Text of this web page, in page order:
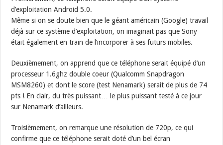
d’exploitation Android 5.0.
Même si on se doute bien que le géant américain (Google) travail
déjà sur ce système d’exploitation, on imaginait pas que Sony
était également en train de l’incorporer à ses futurs mobiles.
Deuxièmement, on apprend que ce téléphone serait équipé d’un
processeur 1.6ghz double coeur (Qualcomm Snapdragon
MSM8260) et dont le score (test Nenamark) serait de plus de 74
pts ! En clair, du très puissant… le plus puissant testé à ce jour
sur Nenamark d’ailleurs.
Troisièmement, on remarque une résolution de 720p, ce qui
confirme que ce téléphone serait doté d’un bel écran